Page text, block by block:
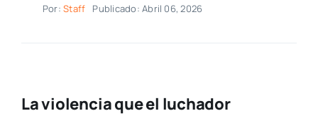
Por:Staff Publicado: Abril 06, 2026
La violencia que el luchador